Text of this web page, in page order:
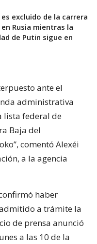
excluido de la carrera
Rusia mientras la
de Putin sigue en
ante el
administrativa
lista federal de
Baja del
comentó Alexéi
a la agencia
haber
a trámite la
de prensa anunció
a las 10 de la